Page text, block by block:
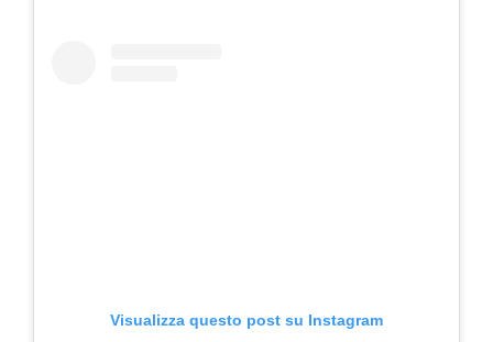
Visualizza questo post su Instagram